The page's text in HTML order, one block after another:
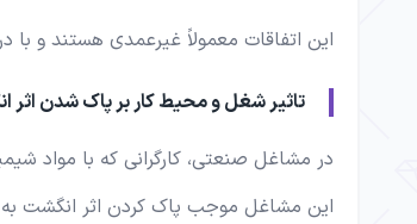
این اتفاقات معمولاً غیرعمدی هستند و با
تاثیر شغل و محیط کار بر پاک شدن اثر
در مشاغل صنعتی، کارگرانی که با مواد
این مشاغل موجب پاک کردن اثر انگشت به